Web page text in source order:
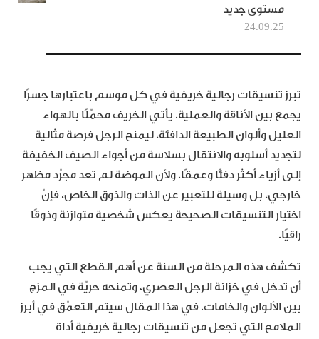
مستوى جديد
24.09.25
تبرز تنسيقات رجالية خريفية في كل موسم باعتبارها جسرًا
يجمع بين الأناقة والعملية. يأتي الخريف محمّلًا بالهواء
العليل وألوان الطبيعة الدافئة، ليمنح الرجل فرصة مثالية
لتجديد أسلوبه والانتقال بسلاسة من أجواء الصيف الخفيفة
إلى أزياء أكثر دفئًا وعمقًا. ولأن الموضة لم تعد مجرّد مظهر
خارجي، بل وسيلة للتعبير عن الذات والذوق الخاص، فإنّ
اختيار التنسيقات الصحيحة يعكس شخصية متوازنة وذوقًا
راقيًا.
تكشف هذه المرحلة من السنة عن أهم القطع التي يجب
أن تدخل في خزانة الرجل العصري، وتمنحه حريّة في المزج
بين الألوان والخامات. في هذا المقال سيتم التعمّق في أبرز
الملامح التي تجعل من تنسيقات رجالية خريفية أداة